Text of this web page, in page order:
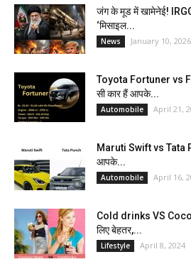
जंग के मूड में खामेनेई!
‘मिसाइल...
News January 10, 2026
Toyota Fortuner vs
सी कार हैं आपके...
Automobile April 21,
Maruti Swift vs Tata
आपके...
Automobile April 16,
Cold drinks VS
लिए बेहतर,...
Lifestyle April 8, 2024